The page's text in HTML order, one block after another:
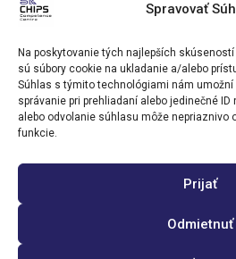
Spravovať
Na poskytovanie tých najlepších
sú súbory cookie na ukladanie a/alebo
Súhlas s týmito technológiami nám
správanie pri prehliadaní alebo jedinečné
alebo odvolanie súhlasu môže nepriaznivo
funkcie.
Prijať
Odmietnuť
Copyright (c) 2025 SK CHIPS